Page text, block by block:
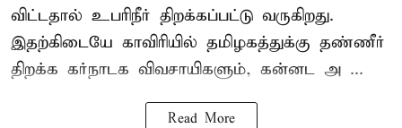
விட்டதால் உபரிநீர் திறக்கப்பட்டு வருகிறது.
இதற்கிடையே காவிரியில் தமிழகத்துக்கு தண்ணீர்
திறக்க கர்நாடக விவசாயிகளும், கன்னட அ ...
Read More